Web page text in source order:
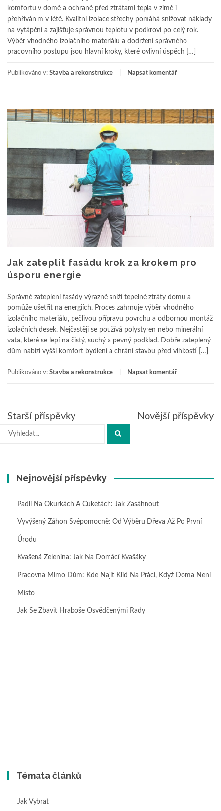
komfortu v domě a ochraně před ztrátami tepla v zimě i
přehříváním v létě. Kvalitní izolace střechy pomáhá snižovat náklady
na vytápění a zajišťuje správnou teplotu v podkroví po celý rok.
Výběr vhodného izolačního materiálu a dodržení správného
pracovního postupu jsou hlavní kroky, které ovlivní úspěch […]
Publikováno v: Stavba a rekonstrukce Napsat komentář
Jak zateplit fasádu krok za krokem pro
úsporu energie
Správné zateplení fasády výrazně sníží tepelné ztráty domu a
pomůže ušetřit na energiích. Proces zahrnuje výběr vhodného
izolačního materiálu, pečlivou přípravu povrchu a odbornou montáž
izolačních desek. Nejčastěji se používá polystyren nebo minerální
vata, které se lepí na čistý, suchý a pevný podklad. Dobře zateplený
dům nabízí vyšší komfort bydlení a chrání stavbu před vlhkostí […]
Publikováno v: Stavba a rekonstrukce Napsat komentář
Navigace
příspěvky
Starší příspěvky Novější příspěvky
Hledat:
Nejnovější příspěvky
Padlí Na Okurkách A Cuketách: Jak Zasáhnout
Vyvýšený Záhon Svépomocně: Od Výběru Dřeva Až Po První
Úrodu
Kvašená Zelenina: Jak Na Domácí Kvašáky
Pracovna Mimo Dům: Kde Najít Klid Na Práci, Když Doma Není
Místo
Jak Se Zbavit Hraboše Osvědčenými Rady
Témata článků
Jak Vybrat